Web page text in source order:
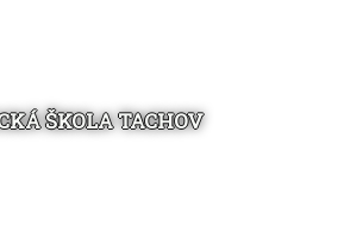
ŠKOLA TACHOV